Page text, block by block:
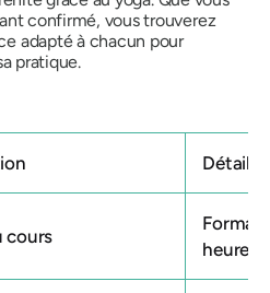
confirmé, vous trouverez
adapté à chacun pour
pratique.
Détails
cours
heures